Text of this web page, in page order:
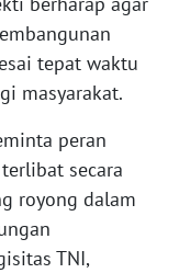
tepat waktu
masyarakat.
peran
secara
royong dalam
TNI,